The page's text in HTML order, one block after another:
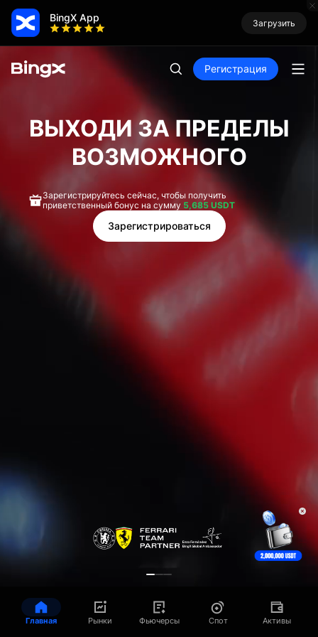
BingX App Загрузить
Регистрация
ВЫХОДИ ЗА ПРЕДЕЛЫ
ВОЗМОЖНОГО
Зарегистрируйтесь сейчас, чтобы получить
приветственный бонус на сумму 5,685 USDT
Зарегистрироваться
Главная Рынки Фьючерсы Спот Активы